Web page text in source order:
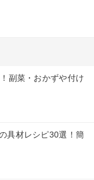
副菜・おかずや付け
具材レシピ30選！簡